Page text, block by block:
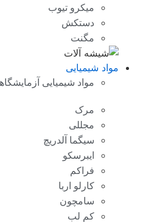
میکرو تیوب
دستکش
مگنت
مواد شیمیایی
مواد شیمیایی آزمایشگاهی
مرک
مجللی
سیگما آلدریچ
ایبرسکو
فراکم
کارلو اربا
سامچون
کم لب